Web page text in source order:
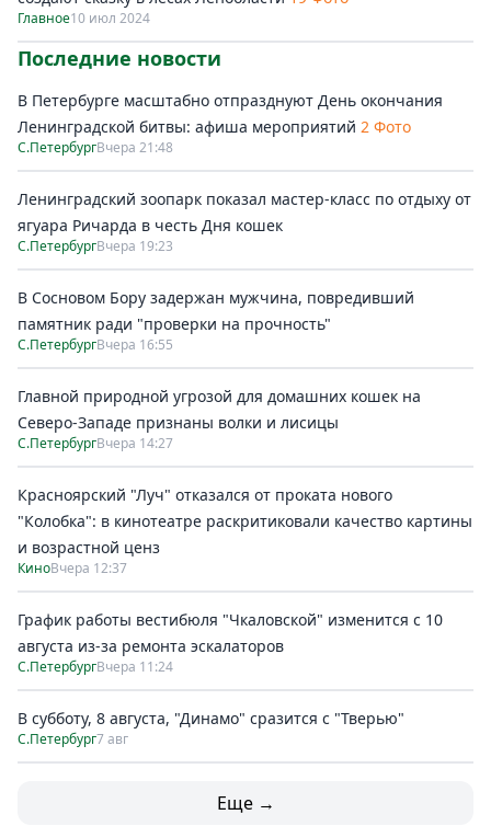
Главное10 июл 2024
Последние новости
В Петербурге масштабно отпразднуют День окончания
Ленинградской битвы: афиша мероприятий 2 Фото
С.ПетербургВчера 21:48
Ленинградский зоопарк показал мастер-класс по отдыху от
ягуара Ричарда в честь Дня кошек
С.ПетербургВчера 19:23
В Сосновом Бору задержан мужчина, повредивший
памятник ради "проверки на прочность"
С.ПетербургВчера 16:55
Главной природной угрозой для домашних кошек на
Северо-Западе признаны волки и лисицы
С.ПетербургВчера 14:27
Красноярский "Луч" отказался от проката нового
"Колобка": в кинотеатре раскритиковали качество картины
и возрастной ценз
КиноВчера 12:37
График работы вестибюля "Чкаловской" изменится с 10
августа из-за ремонта эскалаторов
С.ПетербургВчера 11:24
В субботу, 8 августа, "Динамо" сразится с "Тверью"
С.Петербург7 авг
Еще →